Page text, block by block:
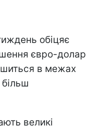
обіцяє
євро-долар
в межах
великі